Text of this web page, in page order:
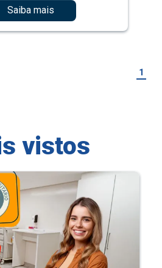
Saiba mais
1
vistos